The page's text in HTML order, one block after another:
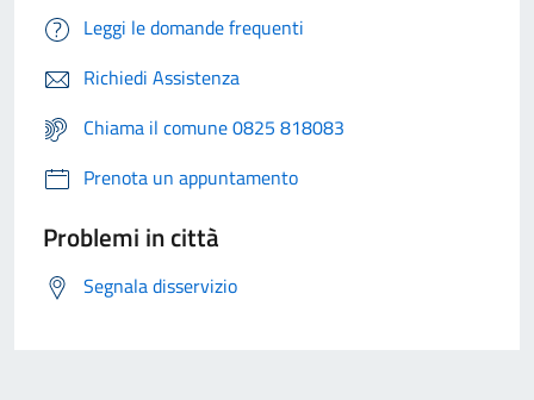
Leggi le domande frequenti
Richiedi Assistenza
Chiama il comune 0825 818083
Prenota un appuntamento
Problemi in città
Segnala disservizio